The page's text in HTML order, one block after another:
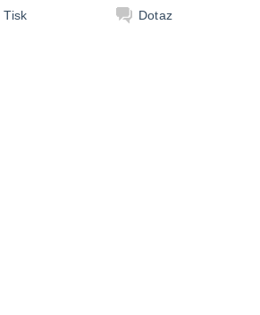
Tisk
Dotaz